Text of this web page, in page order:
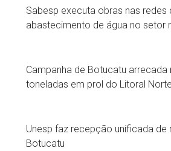
Sabesp executa obras nas redes
abastecimento de água no setor
Campanha de Botucatu arrecada
toneladas em prol do Litoral Norte
Unesp faz recepção unificada de
Botucatu